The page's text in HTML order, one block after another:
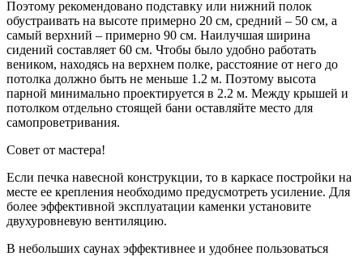
Поэтому рекомендовано подставку или нижний полок
обустраивать на высоте примерно 20 см, средний – 50 см, а
самый верхний – примерно 90 см. Наилучшая ширина
сидений составляет 60 см. Чтобы было удобно работать
веником, находясь на верхнем полке, расстояние от него до
потолка должно быть не меньше 1.2 м. Поэтому высота
парной минимально проектируется в 2.2 м. Между крышей и
потолком отдельно стоящей бани оставляйте место для
самопроветривания.
Совет от мастера!
Если печка навесной конструкции, то в каркасе постройки на
месте ее крепления необходимо предусмотреть усиление. Для
более эффективной эксплуатации каменки установите
двухуровневую вентиляцию.
В небольших саунах эффективнее и удобнее пользоваться